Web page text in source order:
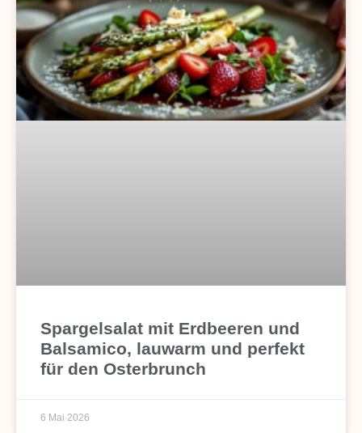
Spargelsalat mit Erdbeeren und
Balsamico, lauwarm und perfekt
für den Osterbrunch
6 Mai 2026